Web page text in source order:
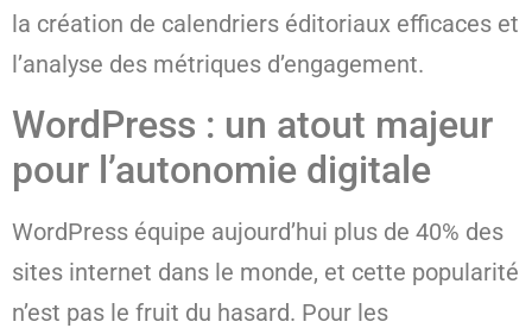
la création de calendriers éditoriaux efficaces et
l’analyse des métriques d’engagement.
WordPress : un atout majeur
pour l’autonomie digitale
WordPress équipe aujourd’hui plus de 40% des
sites internet dans le monde, et cette popularité
n’est pas le fruit du hasard. Pour les